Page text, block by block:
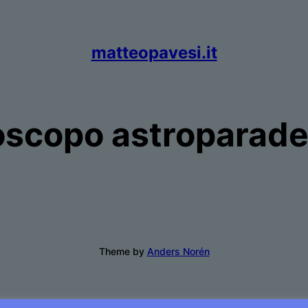
matteopavesi.it
Theme by Anders Norén